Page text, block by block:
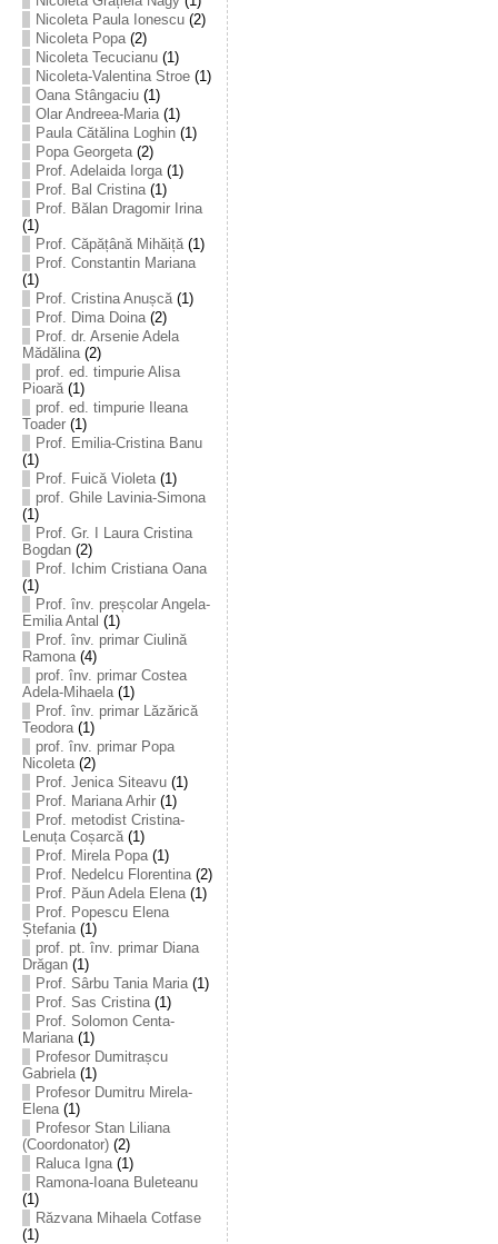
Nicoleta Paula Ionescu(2)
Nicoleta Popa(2)
Nicoleta Tecucianu(1)
Nicoleta-Valentina Stroe(1)
Oana Stângaciu(1)
Olar Andreea-Maria(1)
Paula Cătălina Loghin(1)
Popa Georgeta(2)
Prof. Adelaida Iorga(1)
Prof. Bal Cristina(1)
Prof. Bălan Dragomir Irina
(1)
Prof. Căpățână Mihăiță(1)
Prof. Constantin Mariana
(1)
Prof. Cristina Anușcă(1)
Prof. Dima Doina(2)
Prof. dr. Arsenie Adela
Mădălina(2)
prof. ed. timpurie Alisa
Pioară(1)
prof. ed. timpurie Ileana
Toader(1)
Prof. Emilia-Cristina Banu
(1)
Prof. Fuică Violeta(1)
prof. Ghile Lavinia-Simona
(1)
Prof. Gr. I Laura Cristina
Bogdan(2)
Prof. Ichim Cristiana Oana
(1)
Prof. înv. preșcolar Angela-
Emilia Antal (1)
Prof. înv. primar Ciulină
Ramona(4)
prof. înv. primar Costea
Adela-Mihaela(1)
Prof. înv. primar Lăzărică
Teodora(1)
prof. înv. primar Popa
Nicoleta(2)
Prof. Jenica Siteavu(1)
Prof. Mariana Arhir(1)
Prof. metodist Cristina-
Lenuța Coșarcă(1)
Prof. Mirela Popa(1)
Prof. Nedelcu Florentina(2)
Prof. Păun Adela Elena(1)
Prof. Popescu Elena
Ștefania(1)
prof. pt. înv. primar Diana
Drăgan(1)
Prof. Sârbu Tania Maria(1)
Prof. Sas Cristina(1)
Prof. Solomon Centa-
Mariana(1)
Profesor Dumitrașcu
Gabriela(1)
Profesor Dumitru Mirela-
Elena(1)
Profesor Stan Liliana
(Coordonator)(2)
Raluca Igna(1)
Ramona-Ioana Buleteanu
(1)
Răzvana Mihaela Cotfase
(1)